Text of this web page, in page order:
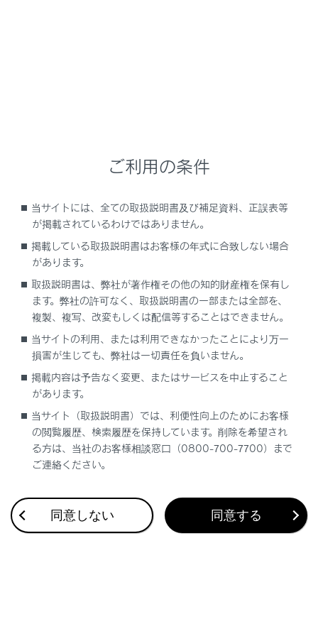
LCA（レーンチェンジアシスト）
合わせて見られているページ
Lexus Teammate Advanced Park
低速時に障害物との接近を検知してブレーキをかける
最適な車間距離を保って追従走行する
はい いいえ
ご利用の条件
当サイトには、全ての取扱説明書及び補足資料、正誤表等
が掲載されているわけではありません。
掲載している取扱説明書はお客様の年式に合致しない場合
があります。
取扱説明書は、弊社が著作権その他の知的財産権を保有し
ます。弊社の許可なく、取扱説明書の一部または全部を、
複製、複写、改変もしくは配信等することはできません。
当サイトの利用、または利用できなかったことにより万一
損害が生じても、弊社は一切責任を負いません。
掲載内容は予告なく変更、またはサービスを中止すること
があります。
当サイト（取扱説明書）では、利便性向上のためにお客様
の閲覧履歴、検索履歴を保持しています。削除を希望され
る方は、当社のお客様相談窓口（0800-700-7700）まで
ご連絡ください。
同意しない 同意する